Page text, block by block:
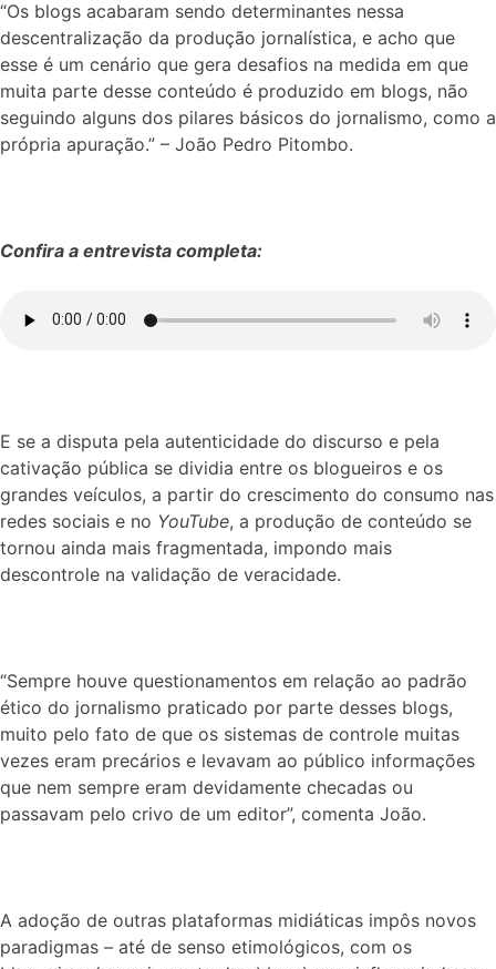
“Os blogs acabaram sendo determinantes nessa
descentralização da produção jornalística, e acho que
esse é um cenário que gera desafios na medida em que
muita parte desse conteúdo é produzido em blogs, não
seguindo alguns dos pilares básicos do jornalismo, como a
própria apuração.” – João Pedro Pitombo.
Confira a entrevista completa:
E se a disputa pela autenticidade do discurso e pela
cativação pública se dividia entre os blogueiros e os
grandes veículos, a partir do crescimento do consumo nas
redes sociais e no YouTube, a produção de conteúdo se
tornou ainda mais fragmentada, impondo mais
descontrole na validação de veracidade.
“Sempre houve questionamentos em relação ao padrão
ético do jornalismo praticado por parte desses blogs,
muito pelo fato de que os sistemas de controle muitas
vezes eram precários e levavam ao público informações
que nem sempre eram devidamente checadas ou
passavam pelo crivo de um editor”, comenta João.
A adoção de outras plataformas midiáticas impôs novos
paradigmas – até de senso etimológicos, com os